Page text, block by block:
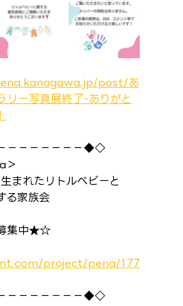
post/あ
リー写真展終了-ありがと
－－－－－－－◆◇
＞
まれたリトルベビーと
る家族会
集中★☆
project/pena/177
－－－－－－－◆◇